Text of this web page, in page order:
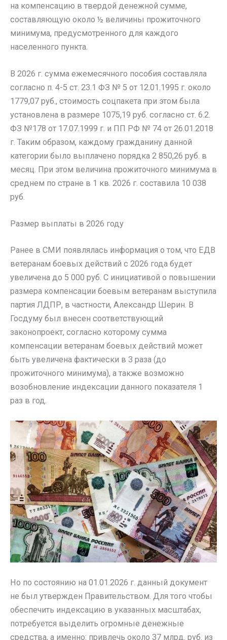
на компенсацию в твердой денежной сумме,
составляющую около ½ величины прожиточного
минимума, предусмотренного для каждого
населенного пункта.
В 2026 г. сумма ежемесячного пособия составляла
согласно п. 4-5 ст. 23.1 ФЗ № 5 от 12.01.1995 г. около
1779,07 руб., стоимость соцпакета при этом была
установлена в размере 1075,19 руб. согласно ст. 6.2.
ФЗ №178 от 17.07.1999 г. и ПП РФ № 74 от 26.01.2018
г. Таким образом, каждому гражданину данной
категории было выплачено порядка 2 850,26 руб. в
месяц. При этом величина прожиточного минимума в
среднем по стране в 1 кв. 2026 г. составила 10 038
руб.
Размер выплаты в 2026 году
Ранее в СМИ появлялась информация о том, что ЕДВ
ветеранам боевых действий с 2026 года будет
увеличена до 5 000 руб. С инициативой о повышении
размера компенсации боевым ветеранам выступила
партия ЛДПР, в частности, Александр Шерин. В
Госдуму был внесен соответствующий
законопроект, согласно которому сумма
компенсации ветеранам боевых действий может
быть увеличена фактически в 3 раза (до
прожиточного минимума), а также возможно
возобновление индексации данного показателя 1
раз в год.
Но по состоянию на 01.01.2026 г. данный документ
не был утвержден Правительством. Для того чтобы
обеспечить индексацию в указанных масштабах,
потребуется выделить огромные денежные
средства, а именно: привлечь около 37 млрд. руб. из